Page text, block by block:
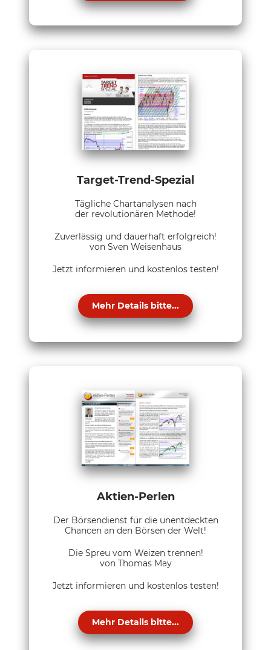
Target-Trend-Spezial
Tägliche Chartanalysen nach
der revolutionären Methode!
Zuverlässig und dauerhaft erfolgreich!
von Sven Weisenhaus
Jetzt informieren und kostenlos testen!
Mehr Details bitte...
Aktien-Perlen
Der Börsendienst für die unentdeckten
Chancen an den Börsen der Welt!
Die Spreu vom Weizen trennen!
von Thomas May
Jetzt informieren und kostenlos testen!
Mehr Details bitte...